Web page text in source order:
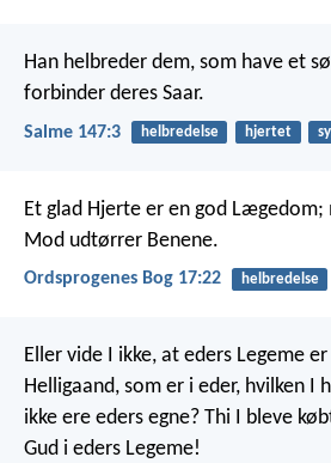
Han helbreder dem, som have et
forbinder deres Saar.
Salme 147:3 helbredelse hjertet
Et glad Hjerte er en god Lægedom;
Mod udtørrer Benene.
Ordsprogenes Bog 17:22 helbredelse
Eller vide I ikke, at eders Legeme
Helligaand, som er i eder, hvilken I
ikke ere eders egne? Thi I bleve
Gud i eders Legeme!